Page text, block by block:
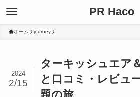
PR Haco
ホーム journey
ターキッシュエア
と口コミ・レビュ
2024
2/15